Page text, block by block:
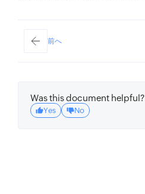
前へ
Was this document helpful?
Yes No